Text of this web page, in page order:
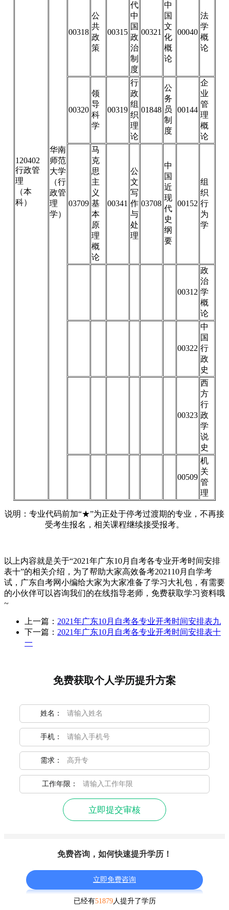
120402
行政管
理
（本
科）
华南
师范
大学
（行
政管
理
学）
00318
公
共
政
策
00315
代
中
国
政
治
制
度
00321
中
国
文
化
概
论
00040
法
学
概
论
00320
领
导
科
学
00319
行
政
组
织
理
论
01848
公
务
员
制
度
00144
企
业
管
理
概
论
03709
马
克
思
主
义
基
本
原
理
概
论
00341
公
文
写
作
与
处
理
03708
中
国
近
现
代
史
纲
要
00152
组
织
行
为
学
00312
政
治
学
概
论
00322
中
国
行
政
史
00323
西
方
行
政
学
说
史
00509
机
关
管
理
说明：专业代码前加“★”为正处于停考过渡期的专业，不再接
受考生报名，相关课程继续接受报考。
以上内容就是关于“2021年广东10月自考各专业开考时间安排
表十”的相关介绍，为了帮助大家高效备考202110月自学考
试，广东自考网小编给大家为大家准备了学习大礼包，有需要
的小伙伴可以咨询我们的在线指导老师，免费获取学习资料哦
~
上一篇： 2021年广东10月自考各专业开考时间安排表九
下一篇： 2021年广东10月自考各专业开考时间安排表十
一
免费获取个人学历提升方案
姓名：
手机：
需求：
工作年限：
立即提交审核
免费咨询，如何快速提升学历！
立即免费咨询
已经有51879人提升了学历